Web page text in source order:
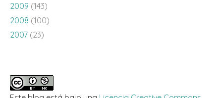
2009 (143)
2008 (100)
2007 (23)